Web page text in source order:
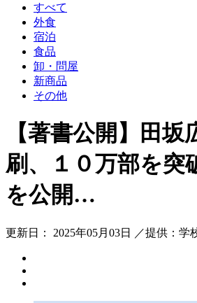
すべて
外食
宿泊
食品
卸・問屋
新商品
その他
【著書公開】田
刷、１０万部を突
を公開…
更新日： 2025年05月03日 ／提供：